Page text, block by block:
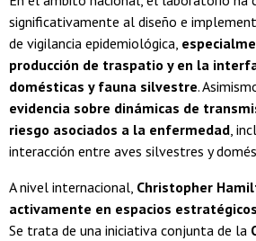
significativamente al diseño e
de vigilancia epidemiológica,
producción de traspatio y en la
domésticas y fauna silvestre.
evidencia sobre dinámicas de
riesgo asociados a la enfermedad,
interacción entre aves silvestres y
A nivel internacional, Christopher
activamente en espacios
Se trata de una iniciativa conjunta de la